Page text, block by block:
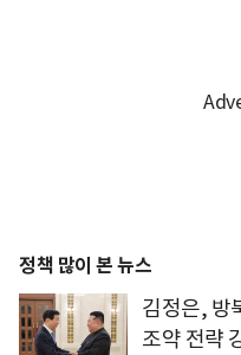
정책 많이 본 뉴스
김정은, 방
조약 전략